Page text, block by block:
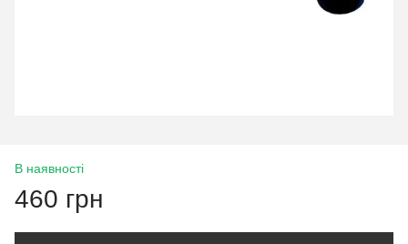
В наявності
460 грн